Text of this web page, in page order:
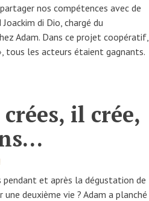
nos compétences avec de
di Dio, chargé du
Adam. Dans ce projet coopératif,
tous les acteurs étaient gagnants.
il crée,
pendant et après la dégustation de
deuxième vie ? Adam a planché